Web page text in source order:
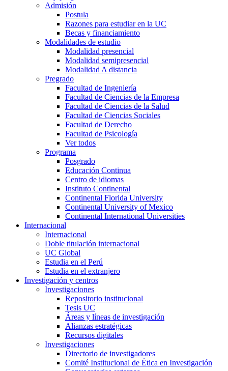
Admisión
Postula
Razones para estudiar en la UC
Becas y financiamiento
Modalidades de estudio
Modalidad presencial
Modalidad semipresencial
Modalidad A distancia
Pregrado
Facultad de Ingeniería
Facultad de Ciencias de la Empresa
Facultad de Ciencias de la Salud
Facultad de Ciencias Sociales
Facultad de Derecho
Facultad de Psicología
Ver todos
Programa
Posgrado
Educación Continua
Centro de idiomas
Instituto Continental
Continental Florida University
Continental University of Mexico
Continental International Universities
Internacional
Internacional
Doble titulación internacional
UC Global
Estudia en el Perú
Estudia en el extranjero
Investigación y centros
Investigaciones
Repositorio institucional
Tesis UC
Áreas y líneas de investigación
Alianzas estratégicas
Recursos digitales
Investigaciones
Directorio de investigadores
Comité Institucional de Ética en Investigación